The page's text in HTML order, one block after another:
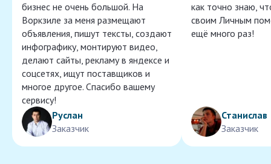
бизнес не очень большой. На
Воркзиле за меня размещают
объявления, пишут тексты, создают
инфографику, монтируют видео,
делают сайты, рекламу в яндексе и
соцсетях, ищут поставщиков и
многое другое. Спасибо вашему
сервису!
Руслан
Заказчик
как точно знаю,
своим Личным
ещё много раз!
Станислав
Заказчик